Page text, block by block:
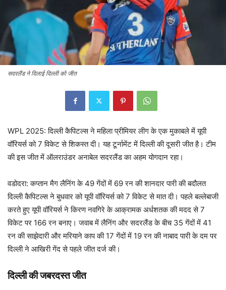
सदरलैंड ने दिलाई दिल्ली को जीत
WPL 2025: दिल्ली कैपिटल्स ने महिला प्रीमियर लीग के एक मुकाबले में यूपी
वॉरियर्स को 7 विकेट से शिकस्त दी। यह टूर्नामेंट में दिल्ली की दूसरी जीत है। टीम
की इस जीत में ऑलराउंडर अनाबेल सदरलैंड का अहम योगदान रहा।
वडोदरा: कप्तान मैग लैनिंग के 49 गेंदों में 69 रन की शानदार पारी की बदौलत
दिल्ली कैपिटल्स ने बुधवार को यूपी वॉरियर्स को 7 विकेट से मात दी। पहले बल्लेबाजी
करते हुए यूपी वॉरियर्स ने किरण नवगिरे के आक्रामक अर्धशतक की मदद से 7
विकेट पर 166 रन बनाए। जवाब में लैनिंग और सदरलैंड के बीच 35 गेंदों में 41
रन की साझेदारी और मरियाने काप की 17 गेंदों में 19 रन की नाबाद पारी के दम पर
दिल्ली ने आखिरी गेंद से पहले जीत दर्ज की।
दिल्ली की जबरदस्त जीत